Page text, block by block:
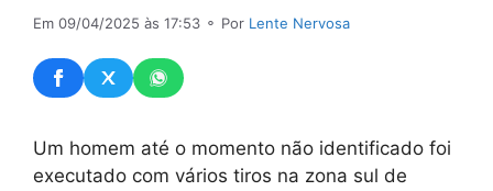
Em 09/04/2025 às 17:53 ⚬ Por Lente Nervosa
Um homem até o momento não identificado foi
executado com vários tiros na zona sul de